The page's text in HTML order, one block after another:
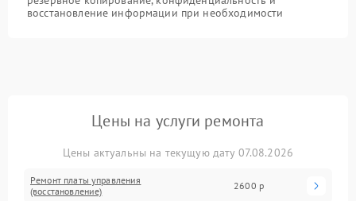
восстановление информации при необходимости
Цены на услуги ремонта
Цены актуальны на текущую дату 07.08.2026
Ремонт платы управления
(восстановление)
2600 р